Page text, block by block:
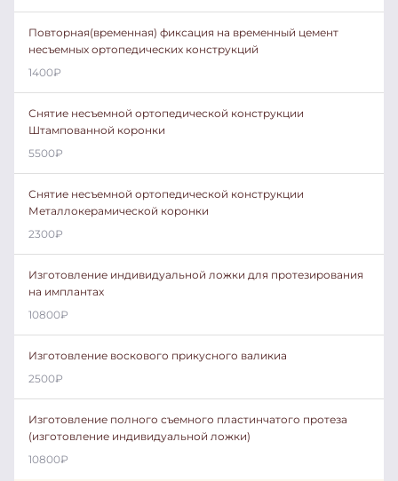
Повторная(временная) фиксация на временный цемент
несъемных ортопедических конструкций
1400₽
Снятие несъемной ортопедической конструкции
Штампованной коронки
5500₽
Снятие несъемной ортопедической конструкции
Металлокерамической коронки
2300₽
Изготовление индивидуальной ложки для протезирования
на имплантах
10800₽
Изготовление воскового прикусного валикиа
2500₽
Изготовление полного съемного пластинчатого протеза
(изготовление индивидуальной ложки)
10800₽